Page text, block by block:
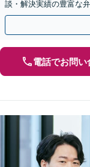
談・解決実績の豊富な
倫相談は初回0円】【全
電話でお問い